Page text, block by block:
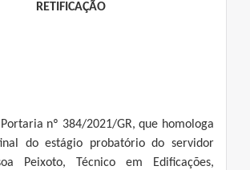
RETIFICAÇÃO
nº 384/2021/GR, que homologa
do estágio probatório do servidor
Peixoto, Técnico em Edificações,